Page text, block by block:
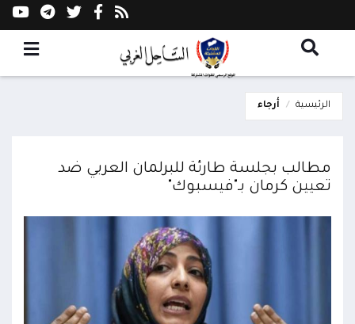
الرئيسية أرجاء
مطالب بجلسة طارئة للبرلمان العربي ضد
تعيين كرمان بـ"فيسبوك"